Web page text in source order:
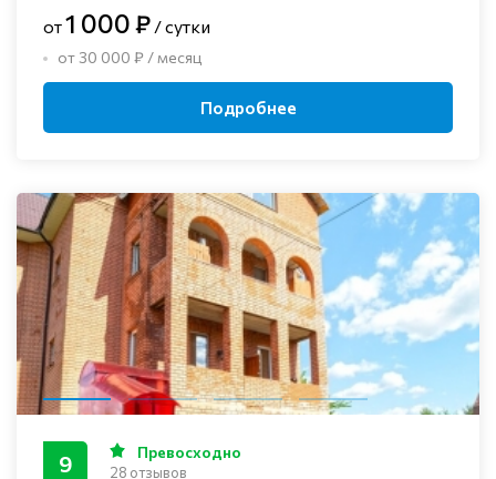
от1 000 ₽ / сутки
от 30 000 ₽ / месяц
Подробнее
9 Превосходно
28 отзывов